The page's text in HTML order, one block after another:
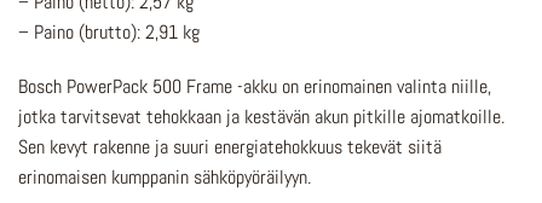
– Paino (brutto): 2,91 kg
Bosch PowerPack 500 Frame -akku on erinomainen valinta niille,
jotka tarvitsevat tehokkaan ja kestävän akun pitkille ajomatkoille.
Sen kevyt rakenne ja suuri energiatehokkuus tekevät siitä
erinomaisen kumppanin sähköpyöräilyyn.